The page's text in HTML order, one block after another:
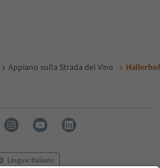
Appiano sulla Strada del Vino Hallerhof
Lingua: Italiano